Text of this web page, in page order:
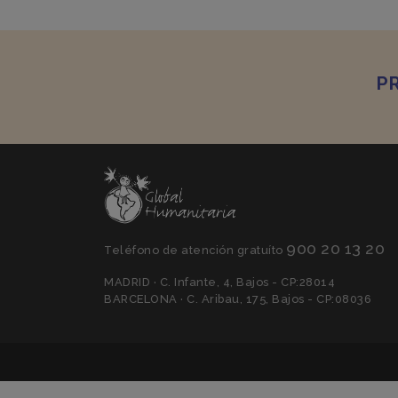
Teléfono de atención gratuíto 900 20 13 20
MADRID · C. Infante, 4, Bajos - CP:28014
BARCELONA · C. Aribau, 175, Bajos - CP:08036